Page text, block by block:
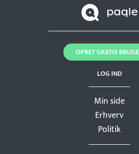
Min side
Erhverv
Politik
LOG IND
OPRET GRATIS